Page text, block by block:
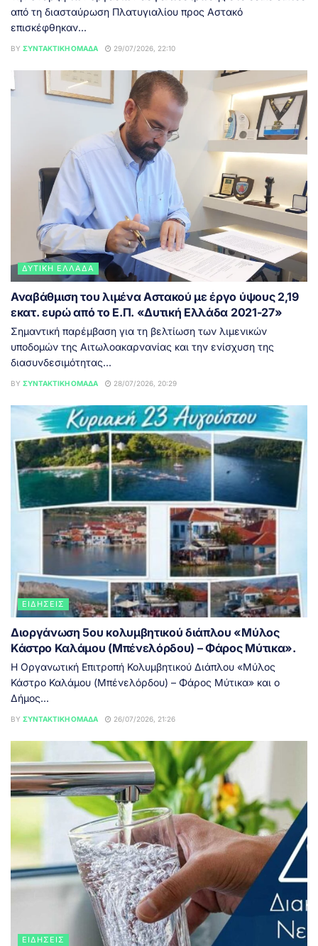
από τη διασταύρωση Πλατυγιαλίου προς Αστακό
επισκέφθηκαν...
BY ΣΥΝΤΑΚΤΙΚΉ ΟΜΆΔΑ 29/07/2026, 22:10
ΔΥΤΙΚΉ ΕΛΛΆΔΑ
Αναβάθμιση του λιμένα Αστακού με έργο ύψους 2,19
εκατ. ευρώ από το Ε.Π. «Δυτική Ελλάδα 2021-27»
Σημαντική παρέμβαση για τη βελτίωση των λιμενικών
υποδομών της Αιτωλοακαρνανίας και την ενίσχυση της
διασυνδεσιμότητας...
BY ΣΥΝΤΑΚΤΙΚΉ ΟΜΆΔΑ 28/07/2026, 20:29
ΕΙΔΉΣΕΙΣ
Διοργάνωση 5ου κολυμβητικού διάπλου «Μύλος
Κάστρο Καλάμου (Μπένελόρδου) – Φάρος Μύτικα».
H Οργανωτική Επιτροπή Κολυμβητικού Διάπλου «Μύλος
Κάστρο Καλάμου (Μπένελόρδου) – Φάρος Μύτικα» και ο
Δήμος...
BY ΣΥΝΤΑΚΤΙΚΉ ΟΜΆΔΑ 26/07/2026, 21:26
ΕΙΔΉΣΕΙΣ